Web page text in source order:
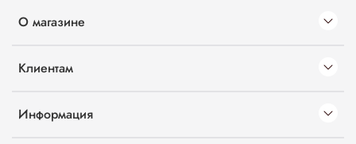
О магазине
Клиентам
Информация